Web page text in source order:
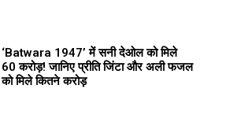
‘Batwara 1947’ में सनी देओल को मिले
₹60 करोड़! जानिए प्रीति जिंटा और अली फजल
को मिले कितने करोड़